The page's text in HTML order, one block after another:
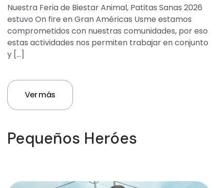
Nuestra Feria de Biestar Animal, Patitas Sanas 2026
estuvo On fire en Gran Américas Usme estamos
comprometidos con nuestras comunidades, por eso
estas actividades nos permiten trabajar en conjunto
y […]
Ver más
Pequeños Heróes